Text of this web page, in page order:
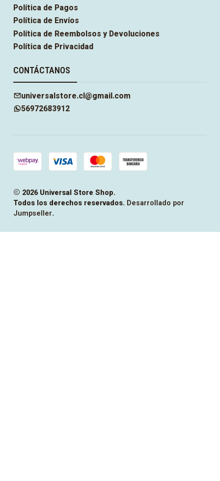
Política de Pagos
Política de Envíos
Política de Reembolsos y Devoluciones
Política de Privacidad
CONTÁCTANOS
universalstore.cl@gmail.com
56972683912
2026 Universal Store Shop.
Todos los derechos reservados. Desarrollado por
Jumpseller.